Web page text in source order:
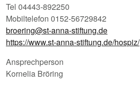
Tel 04443-892250
Mobiltelefon 0152-56729842
broering@st-anna-stiftung.de
https://www.st-anna-stiftung.de/hospiz/
Ansprechperson
Kornelia Bröring